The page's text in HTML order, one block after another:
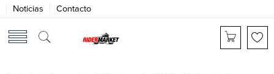
Noticias Contacto